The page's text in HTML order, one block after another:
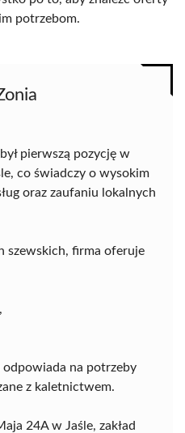
potrzebom.
pierwszą pozycję w
co świadczy o wysokim
oraz zaufaniu lokalnych
szewskich, firma oferuje
na potrzeby
z kaletnictwem.
24A w Jaśle, zakład